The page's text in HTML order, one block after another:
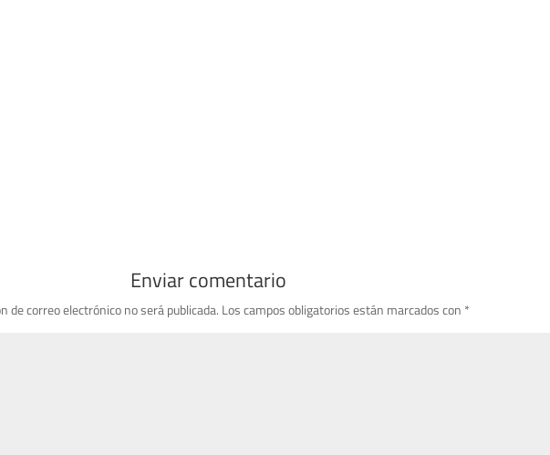
Enviar comentario
de correo electrónico no será publicada. Los campos obligatorios están marcados con *